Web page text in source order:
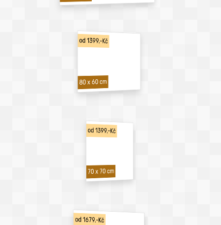
od 1399,-Kč
80 x 60 cm
od 1399,-Kč
70 x 70 cm
od 1679,-Kč